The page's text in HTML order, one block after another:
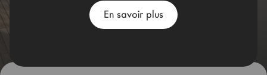
En savoir plus